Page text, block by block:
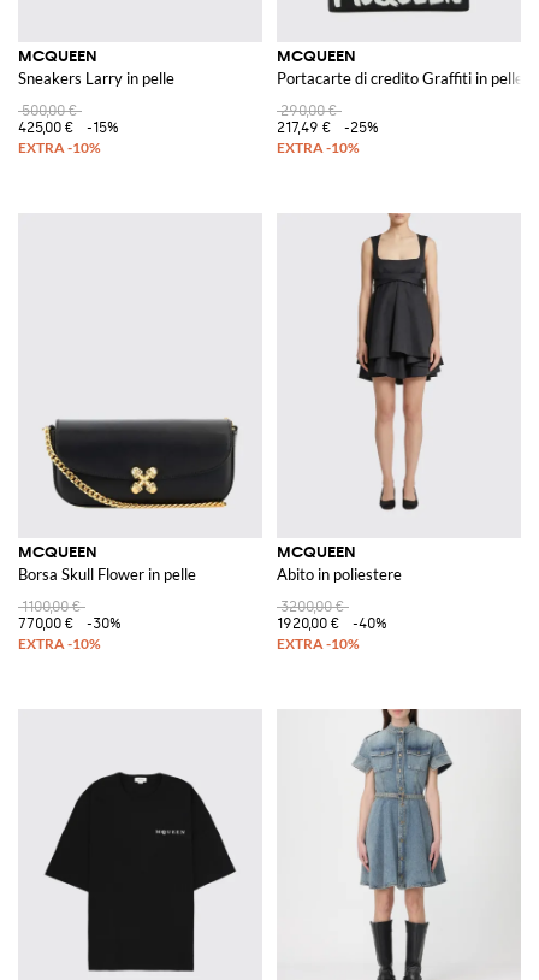
MCQUEEN
Sneakers Larry in pelle
500,00 €
425,00 €
-15%
MCQUEEN
Portacarte di credito Graffiti in pelle
290,00 €
217,49 €
-25%
MCQUEEN
Borsa Skull Flower in pelle
1100,00 €
770,00 €
-30%
MCQUEEN
Abito in poliestere
3200,00 €
1920,00 €
-40%